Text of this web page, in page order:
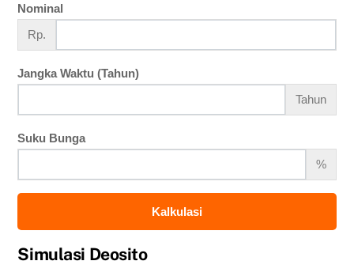
Nominal
Rp.
Jangka Waktu (Tahun)
Tahun
Suku Bunga
%
Kalkulasi
Simulasi Deosito